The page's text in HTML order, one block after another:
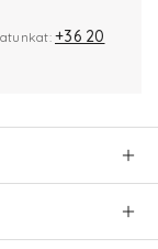
+36 20